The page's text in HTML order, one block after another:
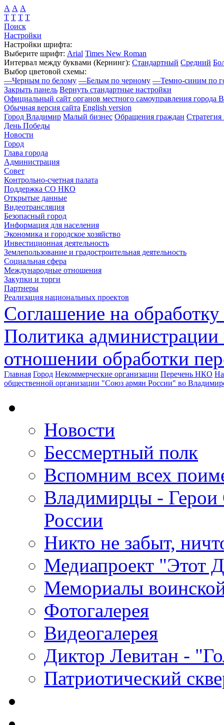
А А А
Т Т Т Т
Поиск
Настройки
Настройки шрифта:
Выберите шрифт: Arial Times New Roman
Интервал между буквами (Кернинг): Стандартный Средний
Выбор цветовой схемы:
—Черным по белому —Белым по черному —Темно-синим по
Закрыть панель Вернуть стандартные настройки
Официальный сайт органов местного самоуправления города
Обычная версия сайта English version
Город Владимир Малый бизнес Обращения граждан Стратегия
День Победы
Новости
Город
Глава города
Администрация
Совет
Контрольно-счетная палата
Поддержка СО НКО
Открытые данные
Видеотрансляция
Безопасный город
Информация для населения
Экономика и городское хозяйство
Инвестиционная деятельность
Землепользование и градостроительная деятельность
Социальная сфера
Международные отношения
Закупки и торги
Партнеры
Реализация национальных проектов
Соглашение на
Политика
отношении обработки
Главная Город Некоммерческие организации Перечень НКО
общественной организации "Союз армян России" во
Новости
Бессмертный полк
Вспомним всех
Владимирцы - Герои
России
Никто не забыт,
Медиапроект "Этот
Мемориалы
Фотогалерея
Видеогалерея
Диктор Левитан -
Патриотический